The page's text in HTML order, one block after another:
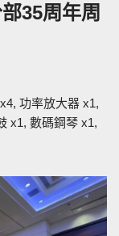
35周年周
功率放大器 x1,
x1, 數碼鋼琴 x1,